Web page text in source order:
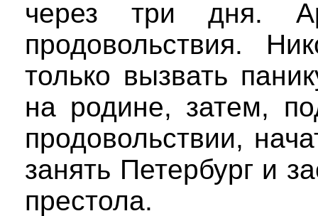
через три дня.
продовольствия.
только вызвать
на родине, затем,
продовольствии,
занять Петербург и
престола.